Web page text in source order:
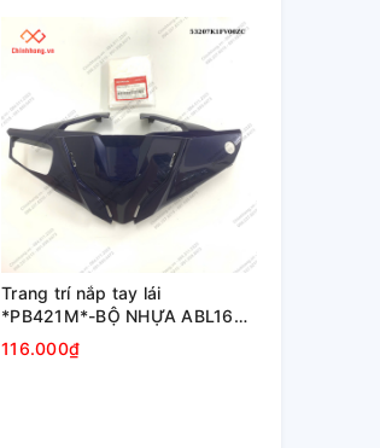
Trang trí nắp tay lái
*PB421M*-BỘ NHỰA ABL160
BẢN ĐẶC BIỆT-XANH XÁM
ĐEN-2022
116.000₫